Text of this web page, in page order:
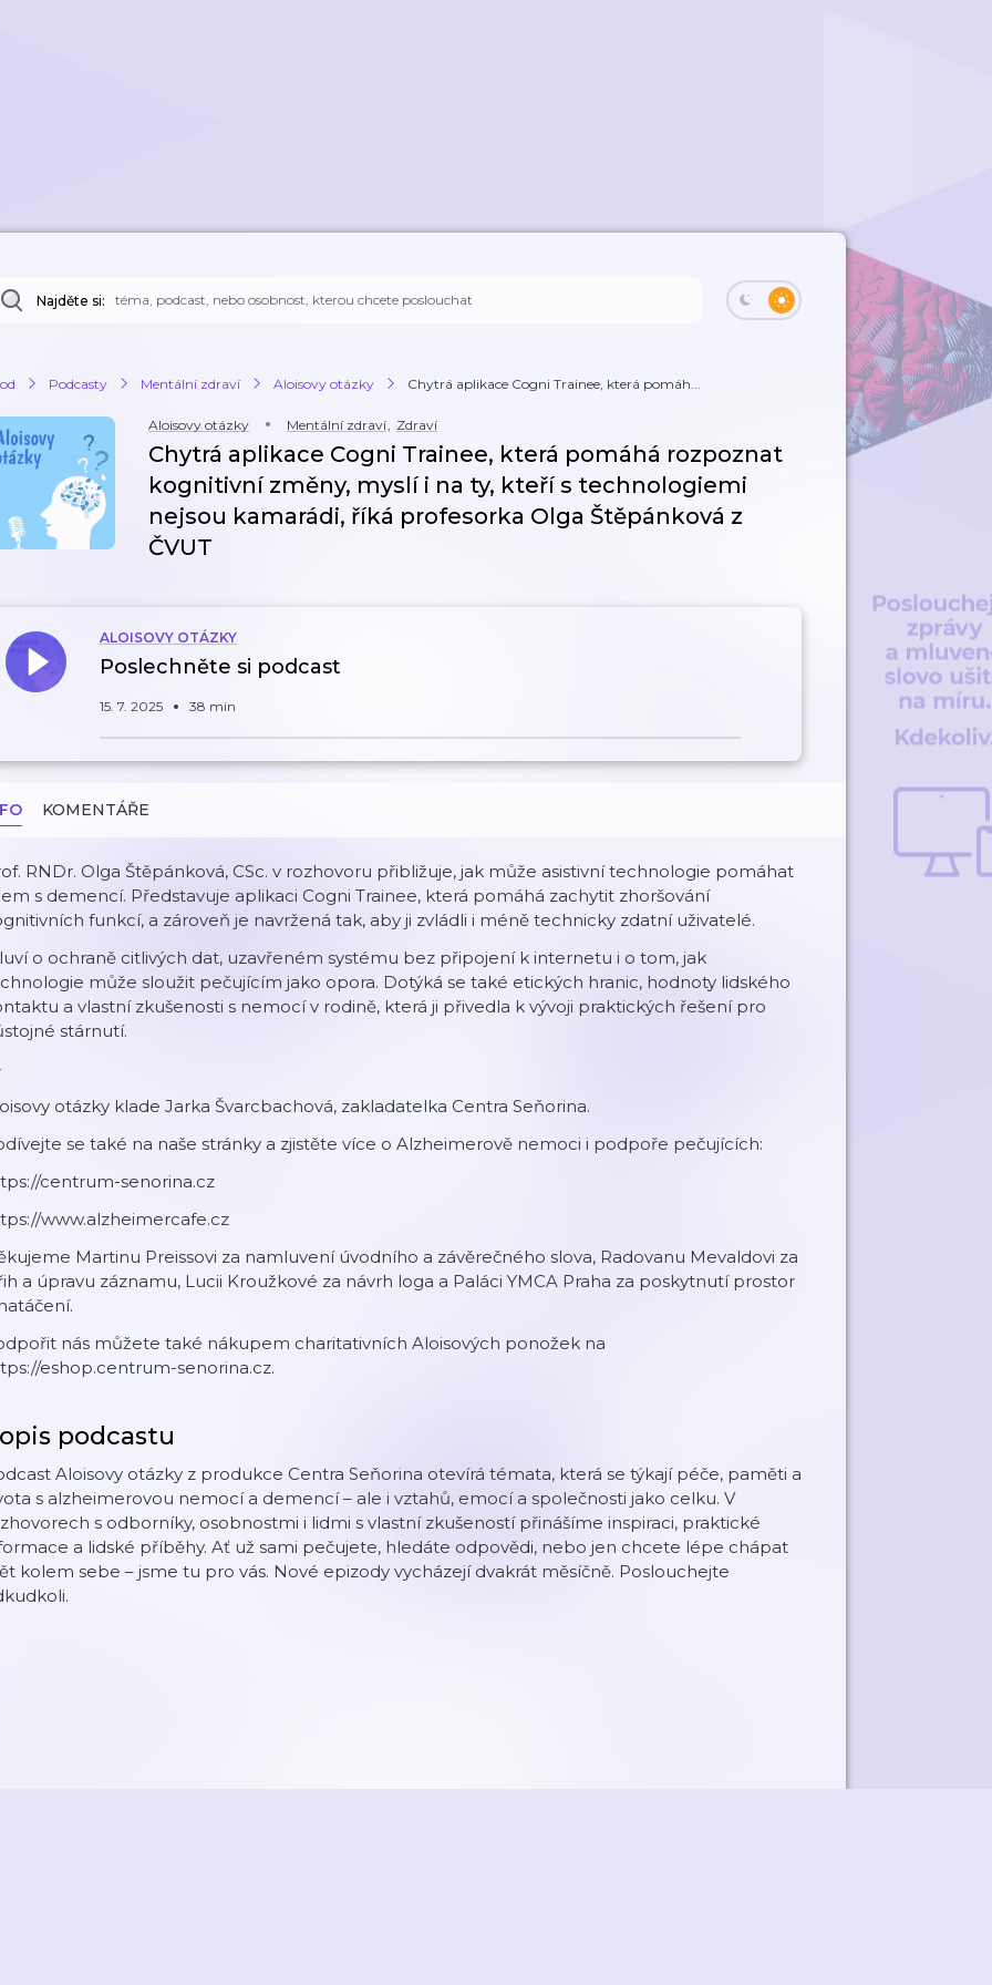
Najděte si:
Podcasty Mentální zdraví Aloisovy otázky Chytrá aplikace Cogni Trainee, která pomáh...
Aloisovy otázky Mentální zdraví, Zdraví
Chytrá aplikace Cogni Trainee, která pomáhá rozpoznat
kognitivní změny, myslí i na ty, kteří s technologiemi
nejsou kamarádi, říká profesorka Olga Štěpánková z
ČVUT
ALOISOVY OTÁZKY
Poslechněte si podcast
15. 7. 2025 38 min
KOMENTÁŘE
RNDr. Olga Štěpánková, CSc. v rozhovoru přibližuje, jak může asistivní technologie pomáhat
s demencí. Představuje aplikaci Cogni Trainee, která pomáhá zachytit zhoršování
funkcí, a zároveň je navržená tak, aby ji zvládli i méně technicky zdatní uživatelé.
o ochraně citlivých dat, uzavřeném systému bez připojení k internetu i o tom, jak
může sloužit pečujícím jako opora. Dotýká se také etických hranic, hodnoty lidského
a vlastní zkušenosti s nemocí v rodině, která ji přivedla k vývoji praktických řešení pro
stárnutí.
otázky klade Jarka Švarcbachová, zakladatelka Centra Seňorina.
se také na naše stránky a zjistěte více o Alzheimerově nemoci i podpoře pečujících:
centrum-senorina.cz⁠
www.alzheimercafe.cz⁠
Martinu Preissovi za namluvení úvodního a závěrečného slova, Radovanu Mevaldovi za
a úpravu záznamu, Lucii Kroužkové za návrh loga a Paláci YMCA Praha za poskytnutí prostor
nás můžete také nákupem charitativních Aloisových ponožek na
eshop.centrum-senorina.cz⁠.
podcastu
Aloisovy otázky z produkce Centra Seňorina otevírá témata, která se týkají péče, paměti a
s alzheimerovou nemocí a demencí – ale i vztahů, emocí a společnosti jako celku. V
s odborníky, osobnostmi i lidmi s vlastní zkušeností přinášíme inspiraci, praktické
a lidské příběhy. Ať už sami pečujete, hledáte odpovědi, nebo jen chcete lépe chápat
kolem sebe – jsme tu pro vás. Nové epizody vycházejí dvakrát měsíčně. Poslouchejte